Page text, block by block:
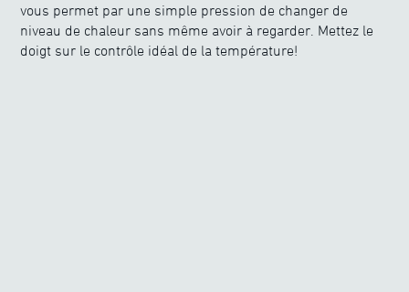
vous permet par une simple pression de changer de
niveau de chaleur sans même avoir à regarder. Mettez le
doigt sur le contrôle idéal de la température!